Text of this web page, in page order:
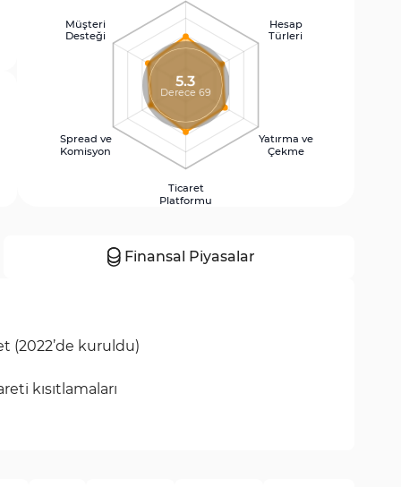
Hesap
Türleri
Yatırma ve
Çekme
Ticaret
Platformu
Spread ve
Komisyon
Müşteri
Desteği
5.3
Derece 69
Finansal Piyasalar
(2022’de kuruldu)
kısıtlamaları